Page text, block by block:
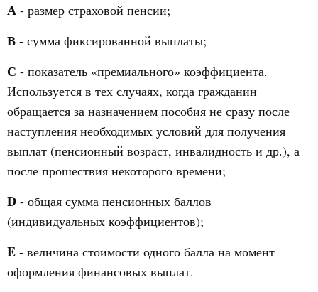
А - размер страховой пенсии;
В - сумма фиксированной выплаты;
С - показатель «премиального» коэффициента.
Используется в тех случаях, когда гражданин
обращается за назначением пособия не сразу после
наступления необходимых условий для получения
выплат (пенсионный возраст, инвалидность и др.), а
после прошествия некоторого времени;
D - общая сумма пенсионных баллов
(индивидуальных коэффициентов);
E - величина стоимости одного балла на момент
оформления финансовых выплат.